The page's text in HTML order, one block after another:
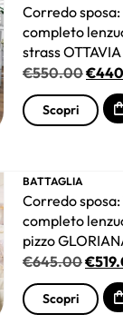
Corredo
completo
strass OTTAVIA
€550.00€
Scopri
BATTAGLIA
Corredo
completo
pizzo
€645.00€
Scopri